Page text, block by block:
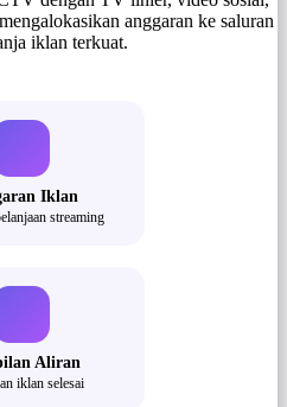
anggaran ke saluran
iklan terkuat.
Iklan
streaming
Aliran
iklan selesai